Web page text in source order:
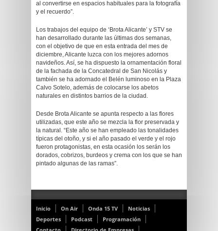
al convertirse en espacios habituales para la fotografía
y el recuerdo”.
Los trabajos del equipo de ‘Brota Alicante’ y STV se
han desarrollado durante las últimas dos semanas,
con el objetivo de que en esta entrada del mes de
diciembre, Alicante luzca con los mejores adornos
navideños. Así, se ha dispuesto la ornamentación floral
de la fachada de la Concatedral de San Nicolás y
también se ha adornado el Belén luminoso en la Plaza
Calvo Sotelo, además de colocarse los abetos
naturales en distintos barrios de la ciudad.
Desde Brota Alicante se apunta respecto a las flores
utilizadas, que este año se mezcla la flor preservada y
la natural. “Este año se han empleado las tonalidades
típicas del otoño, y si el año pasado el verde y el rojo
fueron protagonistas, en esta ocasión los serán los
dorados, cobrizos, burdeos y crema con los que se han
pintado algunas de las ramas”.
Inicio On Air Onda 15 TV
Noticias
Deportes
Podcast
Programación